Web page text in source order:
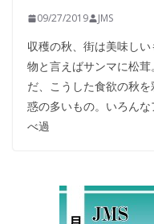
09/27/2019 JMS
収穫の秋、街は美味し
物と言えばサンマに松
だ、こうした食欲の秋
惑の多いもの。いろん
べ過